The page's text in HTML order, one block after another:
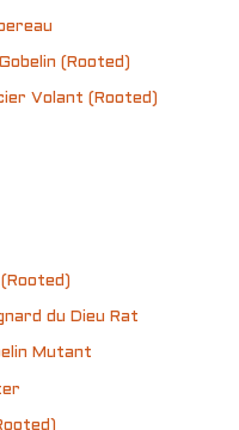
(Rooted)
Volant (Rooted)
du Dieu Rat
Mutant